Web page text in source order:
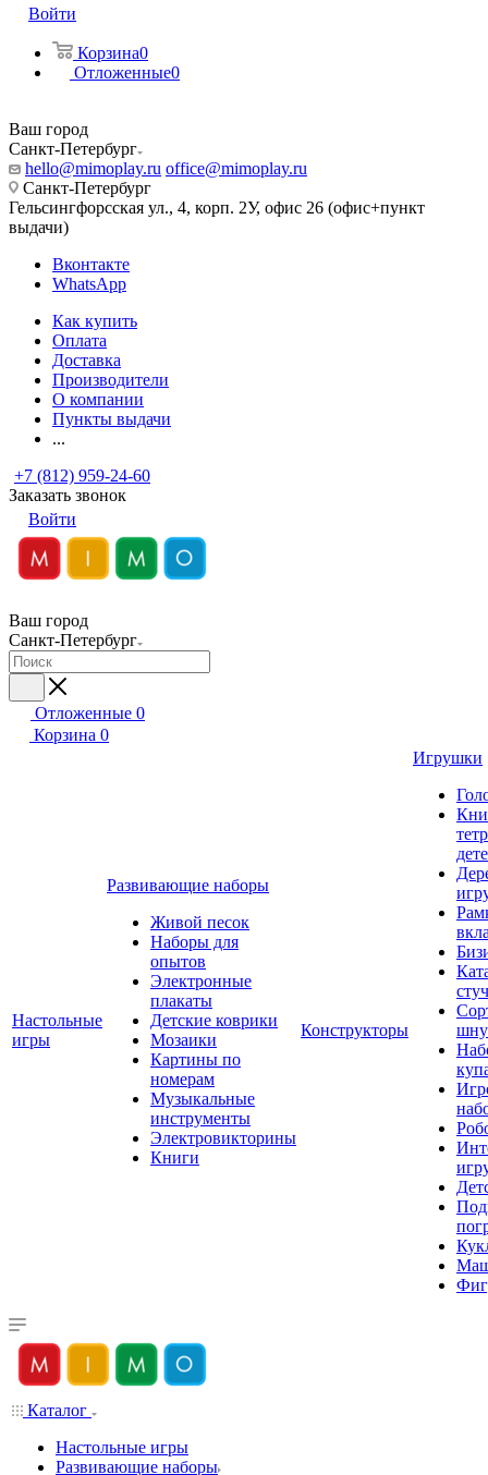
Войти
Корзина0
Отложенные0
Ваш город
Санкт-Петербург
hello@mimoplay.ru office@mimoplay.ru
Санкт-Петербург
Гельсингфорсская ул., 4, корп. 2У, офис 26 (офис+пункт
выдачи)
Вконтакте
WhatsApp
Как купить
Оплата
Доставка
Производители
О компании
Пункты выдачи
...
+7 (812) 959-24-60
Заказать звонок
Войти
Ваш город
Санкт-Петербург
Отложенные 0
Корзина 0
Настольные
игры
Развивающие наборы
Живой песок
Наборы для
опытов
Электронные
плакаты
Детские коврики
Мозаики
Картины по
номерам
Музыкальные
инструменты
Электровикторины
Книги
Конструкторы
Игрушки
Каталог
Настольные игры
Развивающие наборы